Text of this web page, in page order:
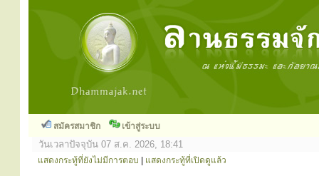
สมัครสมาชิก เข้าสู่ระบบ
วันเวลาปัจจุบัน 07 ส.ค. 2026, 18:41
แสดงกระทู้ที่ยังไม่มีการตอบ แสดงกระทู้ที่เปิดดูแล้ว